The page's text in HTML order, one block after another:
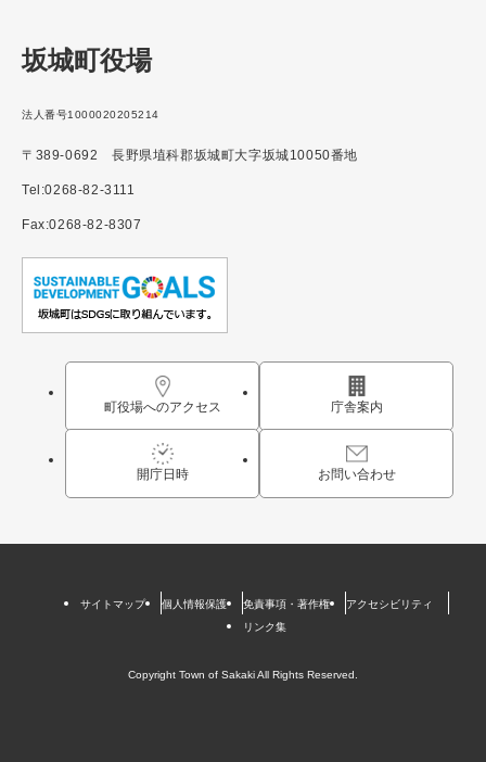
坂城町役場
法人番号1000020205214
〒389-0692 長野県埴科郡坂城町大字坂城10050番地
Tel:0268-82-3111
Fax:0268-82-8307
町役場へのアクセス 庁舎案内
開庁日時 お問い合わせ
サイトマップ 個人情報保護 免責事項・著作権
アクセシビリティ
リンク集
Copyright Town of Sakaki All Rights Reserved.